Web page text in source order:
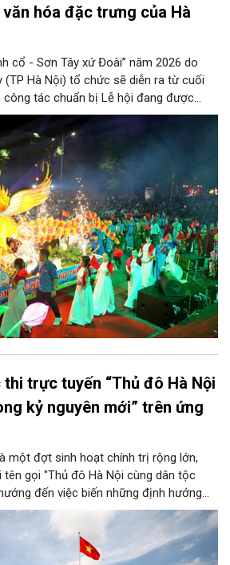
hóa đặc trưng của Hà
cổ - Sơn Tây xứ Đoài” năm 2026 do
(TP Hà Nội) tổ chức sẽ diễn ra từ cuối
công tác chuẩn bị Lễ hội đang được
Tây cùng các phòng, ban, ngành, đơn
trương triển khai, tạo khí thế sôi nổi,
Nhân dân và du khách một mùa Trung
giàu bản sắc văn hóa xứ Đoài.
trực tuyến “Thủ đô Hà Nội
kỷ nguyên mới” trên ứng
một đợt sinh hoạt chính trị rộng lớn,
gọi "Thủ đô Hà Nội cùng dân tộc
đến việc biến những định hướng
số 02-NQ/TW của Bộ Chính trị
thức chung của mỗi người dân.